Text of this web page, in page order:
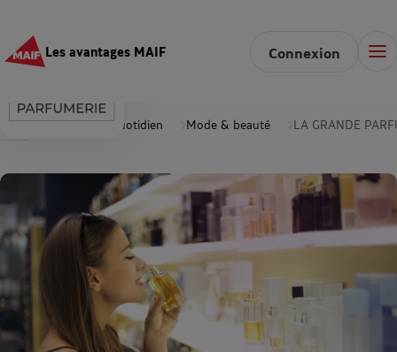
Les avantages MAIF Connexion
Accueil Au quotidien Mode & beauté LA GRANDE